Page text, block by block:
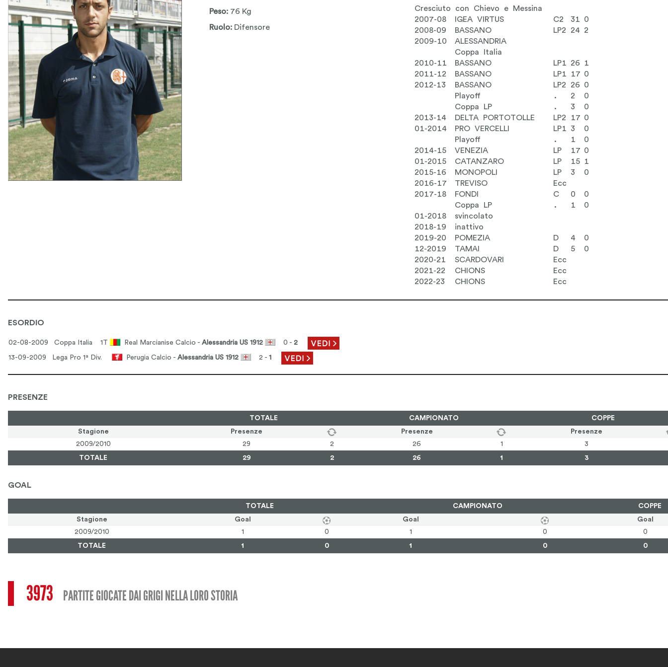
Peso: 76 Kg
Ruolo: Difensore
Cresciuto con Chievo e Messina
2007-08
IGEA VIRTUS C2 31
0
2008-09
BASSANO LP2 24
2
2009-10
ALESSANDRIA
Coppa Italia
2010-11
BASSANO LP1 26
1
2011-12
BASSANO LP1 17 0
2012-13
BASSANO LP2 26
0
Playoff
. 2
0
Coppa LP
. 3
0
2013-14
DELTA PORTOTOLLE LP2 17 0
01-2014
PRO VERCELLI LP1 3
0
Playoff
. 1
0
2014-15
VENEZIA LP 17 0
01-2015
CATANZARO LP 15
1
2015-16
MONOPOLI LP 3
0
2016-17
TREVISO
Ecc
2017-18
FONDI C 0
0
Coppa LP
. 1
0
01-2018
svincolato
2018-19
inattivo
2019-20
POMEZIA D 4
0
12-2019
TAMAI D 5
0
2020-21
SCARDOVARI
Ecc
2021-22
CHIONS
Ecc
2022-23
CHIONS Ecc
ESORDIO
02-08-2009 Coppa Italia 1T Real Marcianise Calcio - Alessandria US 1912 0 - 2
13-09-2009 Lega Pro 1ª Div. Perugia Calcio - Alessandria US 1912 2 - 1
PRESENZE
TOTALE CAMPIONATO
COPPE
Stagione
Presenze Presenze
Presenze
2009/2010
29 2 26 1
3
TOTALE
29 2 26 1 3
GOAL
TOTALE CAMPIONATO
COPPE
Stagione
Goal Goal
Goal
2009/2010
1 0 1 0
0
TOTALE
1 0 1 0 0
3973 PARTITE GIOCATE DAI GRIGI NELLA LORO STORIA